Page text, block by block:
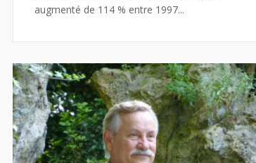
augmenté de 114 % entre 1997...